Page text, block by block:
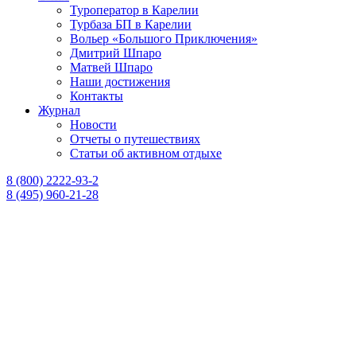
Туроператор в Карелии
Турбаза БП в Карелии
Вольер «Большого Приключения»
Дмитрий Шпаро
Матвей Шпаро
Наши достижения
Контакты
Журнал
Новости
Отчеты о путешествиях
Статьи об активном отдыхе
8 (800) 2222-93-2
8 (495) 960-21-28